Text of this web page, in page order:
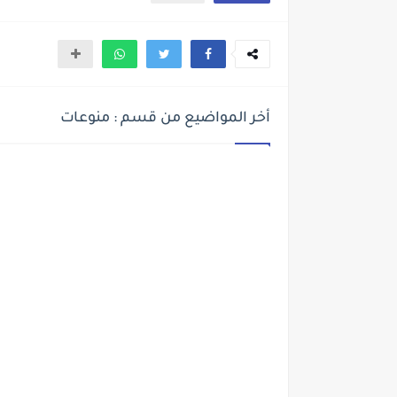
أخر المواضيع من قسم : منوعات